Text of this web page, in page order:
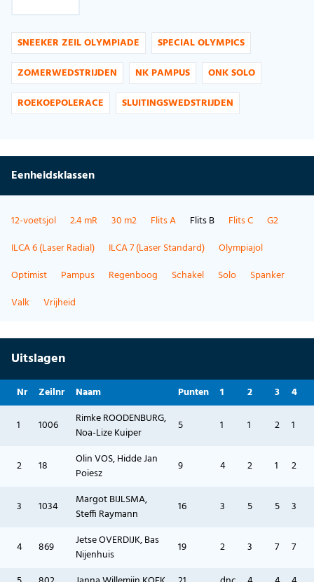
SNEEKER ZEIL OLYMPIADE
SPECIAL OLYMPICS
ZOMERWEDSTRIJDEN
NK PAMPUS
ONK SOLO
ROEKOEPOLERACE
SLUITINGSWEDSTRIJDEN
Eenheidsklassen
12-voetsjol 2.4 mR 30 m2 Flits A Flits B Flits C
G2
ILCA 6 (Laser Radial)
ILCA 7 (Laser Standard)
Olympiajol
Optimist
Pampus Regenboog Schakel Solo
Spanker
Valk
Vrijheid
Uitslagen
Nr Zeilnr Naam Punten 1 2 3 4
1 1006
Rimke ROODENBURG,
Noa-Lize Kuiper
5 1 1 2 1
2 18
Olin VOS, Hidde Jan
Poiesz
9 4 2 1 2
3 1034
Margot BIJLSMA,
Steffi Raymann
16 3 5 5 3
4 869
Jetse OVERDIJK, Bas
Nijenhuis
19 2 3 7 7